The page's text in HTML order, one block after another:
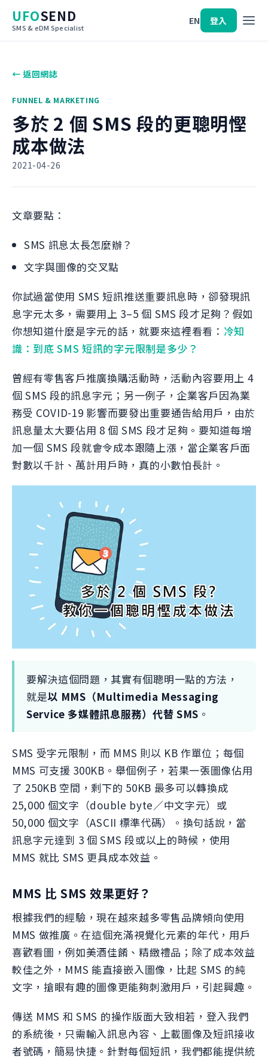
UFOSEND
SMS & eDM Specialist
EN 登入
← 返回網誌
FUNNEL & MARKETING
多於 2 個 SMS 段的更聰明慳
成本做法
2021-04-26
文章要點：
SMS 訊息太長怎麼辦？
文字與圖像的交叉點
你試過當使用 SMS 短訊推送重要訊息時，卻發現訊
息字元太多，需要用上 3–5 個 SMS 段才足夠？假如
你想知道什麼是字元的話，就要來這裡看看： 冷知
識：到底 SMS 短訊的字元限制是多少？
曾經有零售客戶推廣換購活動時，活動內容要用上 4
個 SMS 段的訊息字元；另一例子，企業客戶因為業
務受 COVID-19 影響而要發出重要通告給用戶，由於
訊息量太大要佔用 8 個 SMS 段才足夠。要知道每增
加一個 SMS 段就會令成本跟隨上漲，當企業客戶面
對數以千計、萬計用戶時，真的小數怕長計。
要解決這個問題，其實有個聰明一點的方法，
就是以 MMS（Multimedia Messaging
Service 多媒體訊息服務）代替 SMS 。
SMS 受字元限制，而 MMS 則以 KB 作單位；每個
MMS 可支援 300KB。舉個例子，若果一張圖像佔用
了 250KB 空間，剩下的 50KB 最多可以轉換成
25,000 個文字（double byte／中文字元）或
50,000 個文字（ASCII 標準代碼）。換句話說，當
訊息字元達到 3 個 SMS 段或以上的時候，使用
MMS 就比 SMS 更具成本效益。
MMS 比 SMS 效果更好？
根據我們的經驗，現在越來越多零售品牌傾向使用
MMS 做推廣。在這個充滿視覺化元素的年代，用戶
喜歡看圖，例如美酒佳餚、精緻禮品；除了成本效益
較佳之外，MMS 能直接嵌入圖像，比起 SMS 的純
文字，搶眼有趣的圖像更能夠刺激用戶，引起興趣。
傳送 MMS 和 SMS 的操作版面大致相若，登入我們
的系統後，只需輸入訊息內容、上載圖像及短訊接收
者號碼，簡易快捷。針對每個短訊，我們都能提供統